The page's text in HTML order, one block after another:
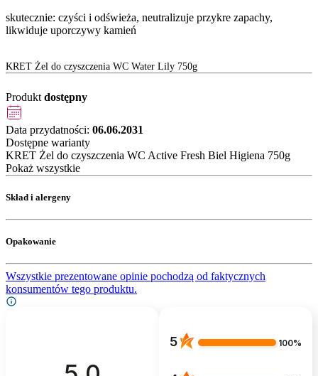
skutecznie: czyści i odświeża, neutralizuje przykre zapachy,
likwiduje uporczywy kamień
KRET Żel do czyszczenia WC Water Lily 750g
Produkt dostępny
Data przydatności: 06.06.2031
Dostępne warianty
KRET Żel do czyszczenia WC Active Fresh Biel Higiena 750g
Pokaż wszystkie
Skład i alergeny
Opakowanie
Wszystkie prezentowane opinie pochodzą od faktycznych
konsumentów tego produktu.
5 100%